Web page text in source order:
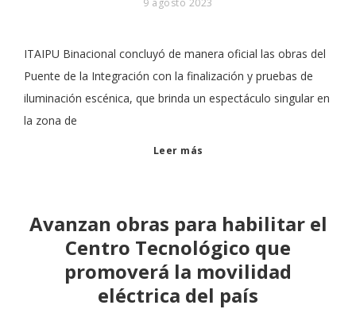
9 agosto 2023
ITAIPU Binacional concluyó de manera oficial las obras del
Puente de la Integración con la finalización y pruebas de
iluminación escénica, que brinda un espectáculo singular en
la zona de
Leer más
Avanzan obras para habilitar el
Centro Tecnológico que
promoverá la movilidad
eléctrica del país